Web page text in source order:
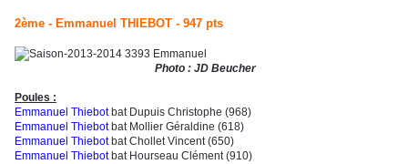
2ème - Emmanuel THIEBOT - 947 pts
Photo : JD Beucher
Poules :
Emmanuel Thiebotbat Dupuis Christophe (968)
Emmanuel Thiebotbat Mollier Géraldine (618)
Emmanuel Thiebotbat Chollet Vincent (650)
Emmanuel Thiebotbat Hourseau Clément (910)